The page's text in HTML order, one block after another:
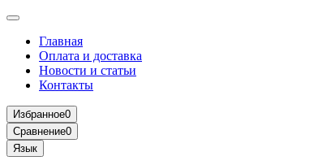
Главная
Оплата и доставка
Новости и статьи
Контакты
Избранное0
Сравнение0
Язык